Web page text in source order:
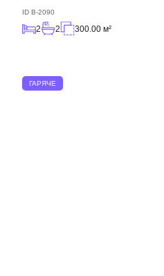
ID B-2090
2 2 300.00 м²
ГАРЯЧЕ